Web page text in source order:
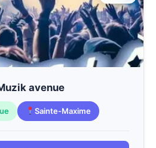
avenue
Sainte-Maxime